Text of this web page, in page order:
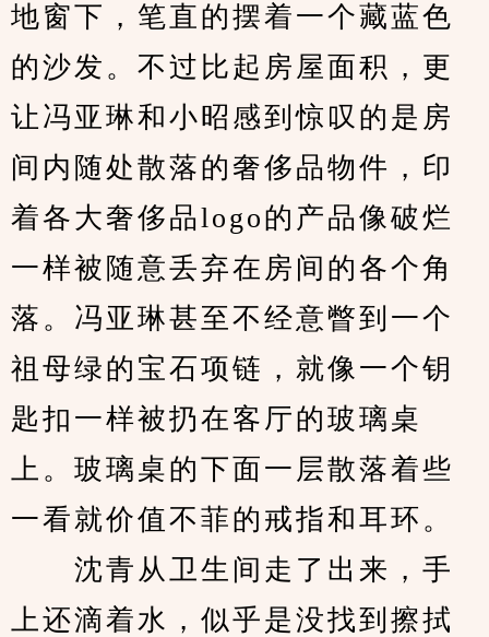
地窗下，笔直的摆着一个藏蓝色
的沙发。不过比起房屋面积，更
让冯亚琳和小昭感到惊叹的是房
间内随处散落的奢侈品物件，印
着各大奢侈品logo的产品像破烂
一样被随意丢弃在房间的各个角
落。冯亚琳甚至不经意瞥到一个
祖母绿的宝石项链，就像一个钥
匙扣一样被扔在客厅的玻璃桌
上。玻璃桌的下面一层散落着些
一看就价值不菲的戒指和耳环。
沈青从卫生间走了出来，手
上还滴着水，似乎是没找到擦拭